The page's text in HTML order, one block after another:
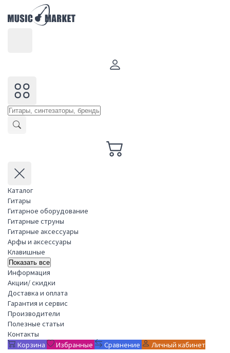
Каталог
Гитары
Гитарное оборудование
Гитарные струны
Гитарные аксессуары
Арфы и аксессуары
Клавишные
Показать все
Информация
Акции/ скидки
Доставка и оплата
Гарантия и сервис
Производители
Полезные статьи
Контакты
Корзина
Избранные Сравнение Личный кабинет